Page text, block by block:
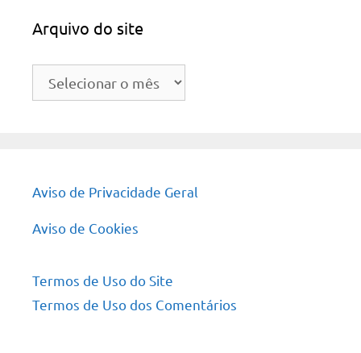
Arquivo do site
Arquivo
Aviso de Privacidade Geral
Aviso de Cookies
Termos de Uso do Site
Termos de Uso dos Comentários